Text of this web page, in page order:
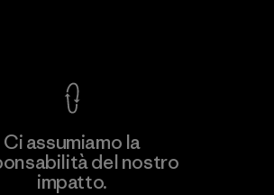
Ci assumiamo la
del nostro
impatto.